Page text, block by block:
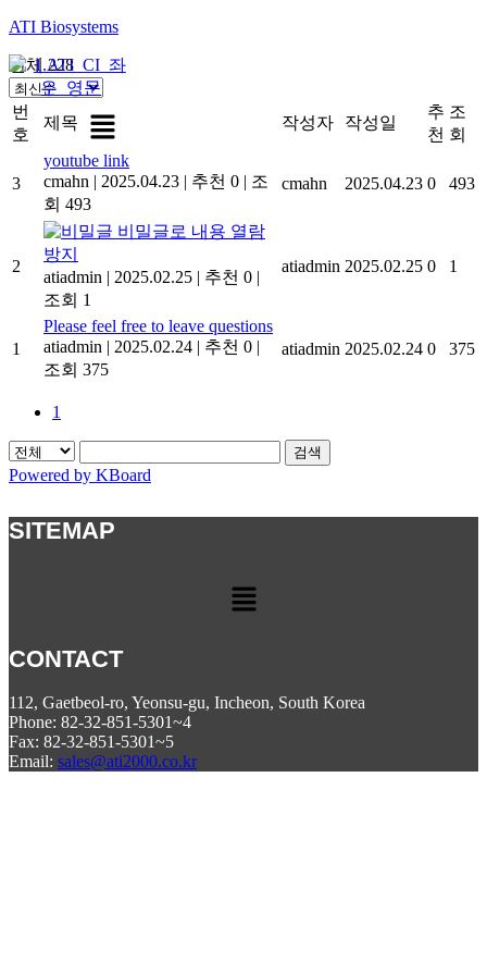
ATI Biosystems
Menu
전체 228
번
호
제목 작성자 작성일
추
천
조
회
3
youtube link
cmahn | 2025.04.23 | 추천 0 | 조
회 493
cmahn 2025.04.23 0 493
2
비밀글로 내용 열람
방지
atiadmin | 2025.02.25 | 추천 0 |
조회 1
atiadmin 2025.02.25 0 1
1
Please feel free to leave questions
atiadmin | 2025.02.24 | 추천 0 |
조회 375
atiadmin 2025.02.24 0 375
1
검색
Powered by KBoard
SITEMAP
Menu
CONTACT
112, Gaetbeol-ro, Yeonsu-gu, Incheon, South Korea
Phone: 82-32-851-5301~4
Fax: 82-32-851-5301~5
Email: sales@ati2000.co.kr